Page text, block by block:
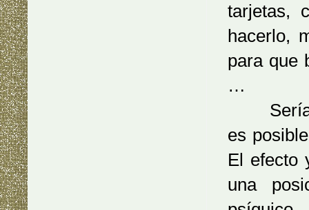
tarjetas,
hacerlo,
para que
…
Sería
es
El efecto
una